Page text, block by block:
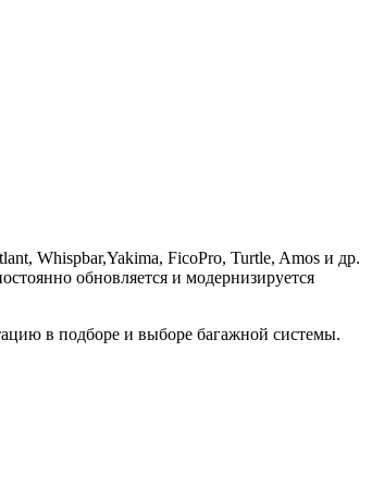
Whispbar,Yakima, FicoPro, Turtle, Amos и др.
обновляется и модернизируется
в подборе и выборе багажной системы.